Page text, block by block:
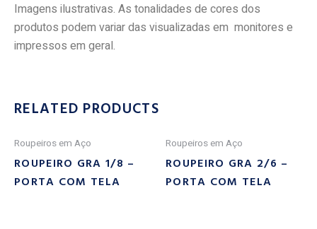
Imagens ilustrativas. As tonalidades de cores dos
produtos podem variar das visualizadas em monitores e
impressos em geral.
RELATED PRODUCTS
Roupeiros em Aço
ROUPEIRO GRA 1/8 –
PORTA COM TELA
Roupeiros em Aço
ROUPEIRO GRA 2/6 –
PORTA COM TELA